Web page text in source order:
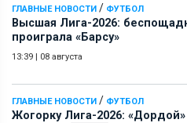
ГЛАВНЫЕ НОВОСТИ / ФУТБОЛ
Высшая Лига-2026:
проиграла «Барсу»
13:39 | 08 августа
ГЛАВНЫЕ НОВОСТИ / ФУТБОЛ
Жогорку Лига-2026: